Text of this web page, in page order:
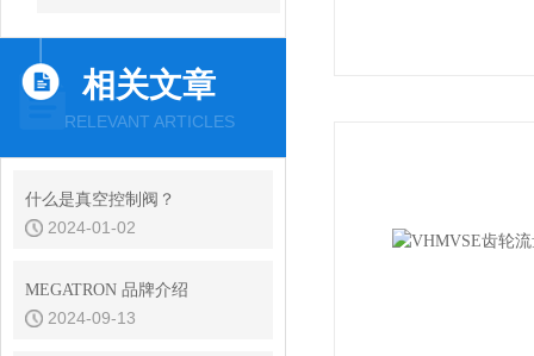
相关文章
RELEVANT ARTICLES
什么是真空控制阀？
2024-01-02
MEGATRON 品牌介绍
2024-09-13